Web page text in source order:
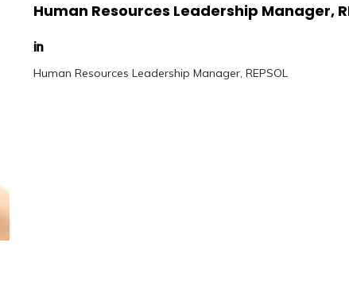
Human Resources Leadership Manager,
Human Resources Leadership Manager, REPSOL